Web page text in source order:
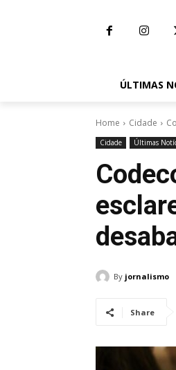
ÚLTIMAS
Home Cidade
Cidade Últimas
By jornalismo
Share